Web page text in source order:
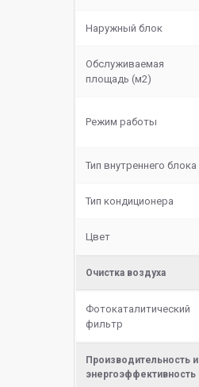
Наружный блок
Обслуживаемая
площадь (м2)
Режим работы
Тип внутреннего блока
Тип кондиционера
Цвет
Очистка воздуха
Фотокаталитический
фильтр
Производительность и
энергоэффективность